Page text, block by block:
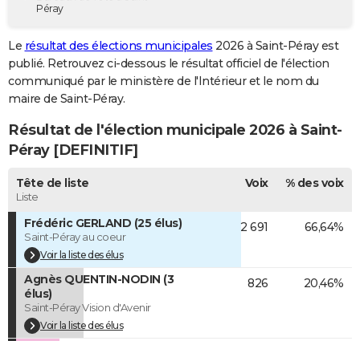
Destinations
City break
Voyage nature
Voyage de noces
Forum
GUIDES D'ACHAT
BONS PLANS
Carte de Noël
Carte Bonne année
Carte Saint-Valentin
Carte Pâques
Carte d'anniversaire
DICTIONNAIRE
Dictionnaire
Biographies
Citations
Expressions
Proverbes
PROGRAMME TV
COPAINS D'AVANT
S'inscrire
Se connecter
Lycées
Collèges
Primaires
Universités
Entreprises
Service militaire
Avis de recherche
AVIS DE DÉCÈS
FORUM
Bricolage
Lifestyle
Culture
Sport
Auto
Television
Voyage
Cinema
Péray
Le résultat des élections municipales 2026 à Saint-Péray est
publié. Retrouvez ci-dessous le résultat officiel de l'élection
communiqué par le ministère de l'Intérieur et le nom du
maire de Saint-Péray.
Résultat de l'élection municipale 2026 à Saint-
Péray [DEFINITIF]
Tête de liste
Liste
Voix % des voix
Frédéric GERLAND (25 élus)
Saint-Péray au coeur
Voir la liste des élus
2 691 66,64%
Agnès QUENTIN-NODIN (3
élus)
Saint-Péray Vision d'Avenir
Voir la liste des élus
826 20,46%